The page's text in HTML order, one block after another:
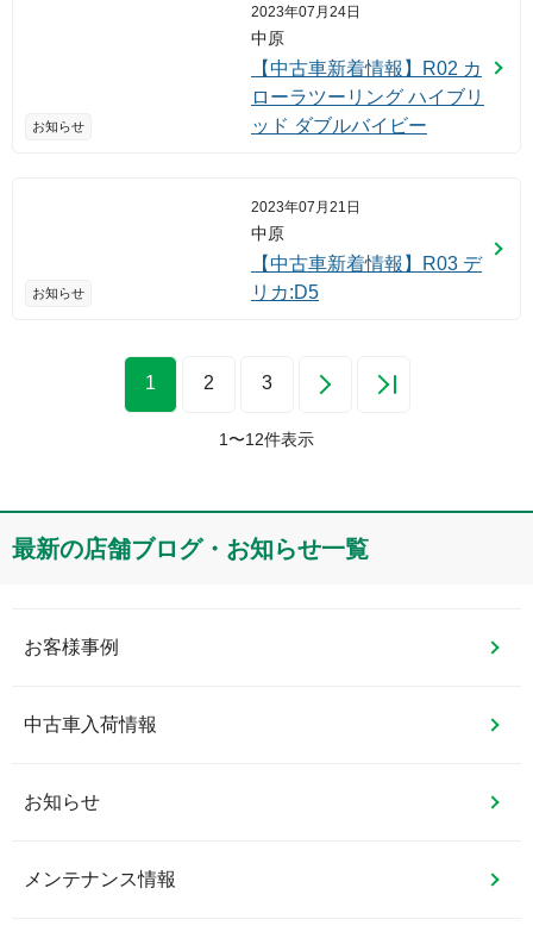
お知らせ
2023年07月24日
中原
【中古車新着情報】R02 カ
ローラツーリング ハイブリ
ッド ダブルバイビー
お知らせ
2023年07月21日
中原
【中古車新着情報】R03 デ
リカ:D5
1 2 3
1 〜12件表示
最新の店舗ブログ・お知らせ一覧
お客様事例
中古車入荷情報
お知らせ
メンテナンス情報